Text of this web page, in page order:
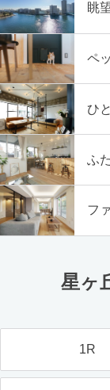
眺
ペ
ひ
ふ
フ
星ヶ
1R